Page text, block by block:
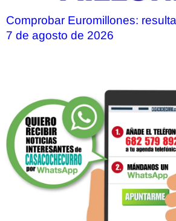
Comprobar Euromillones:
7 de agosto de 2026